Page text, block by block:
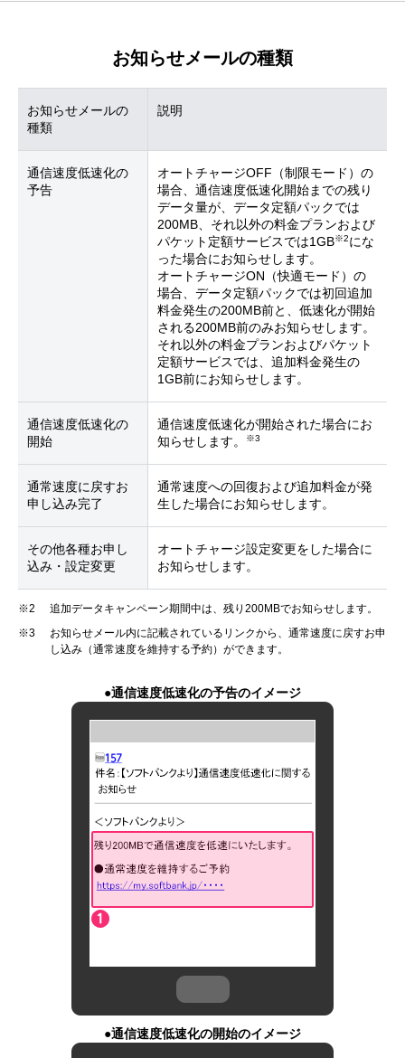
お知らせメールの種類
お知らせメールの
種類
説明
通信速度低速化の
予告
オートチャージOFF（制限モード）の
場合、通信速度低速化開始までの残り
データ量が、データ定額パックでは
200MB、それ以外の料金プランおよび
パケット定額サービスでは1GB※2にな
った場合にお知らせします。
オートチャージON（快適モード）の
場合、データ定額パックでは初回追加
料金発生の200MB前と、低速化が開始
される200MB前のみお知らせします。
それ以外の料金プランおよびパケット
定額サービスでは、追加料金発生の
1GB前にお知らせします。
通信速度低速化の
開始
通信速度低速化が開始された場合にお
知らせします。
※3
通常速度に戻すお
申し込み完了
通常速度への回復および追加料金が発
生した場合にお知らせします。
その他各種お申し
込み・設定変更
オートチャージ設定変更をした場合に
お知らせします。
※2
追加データキャンペーン期間中は、残り200MBでお知らせします。
※3
お知らせメール内に記載されているリンクから、通常速度に戻すお申
し込み（通常速度を維持する予約）ができます。
●通信速度低速化の予告のイメージ
●通信速度低速化の開始のイメージ